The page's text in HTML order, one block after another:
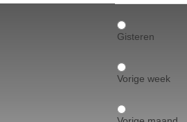
Gisteren
Vorige week